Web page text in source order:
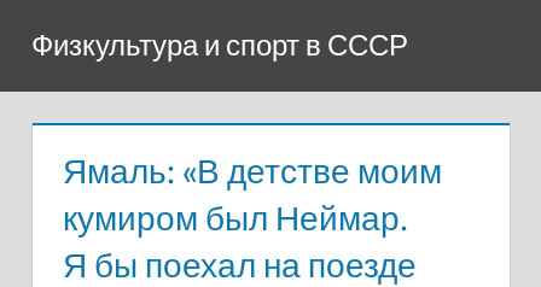
содержимому
Физкультура и спорт в СССР
Ямаль: «В детстве моим
кумиром был Неймар.
Я бы поехал на поезде